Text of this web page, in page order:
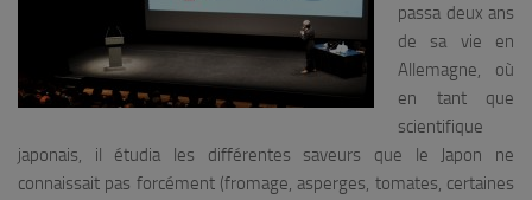
passa deux ans
de sa vie en
Allemagne, où
en tant que
scientifique
japonais, il étudia les différentes saveurs que le Japon ne
connaissait pas forcément (fromage, asperges, tomates, certaines